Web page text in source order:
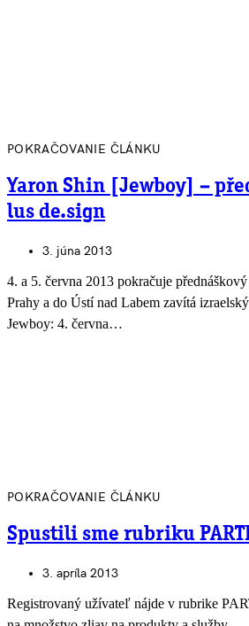
POKRAČOVANIE ČLÁNKU
Yaron Shin [Jewboy] –
lus de.sign
3. júna 2013
4. a 5. června 2013 pokra­čuje
Prahy a do Ústí nad Labem zavítá
Jew­boy: 4. června…
POKRAČOVANIE ČLÁNKU
Spustili sme rubriku
3. apríla 2013
Registrovaný užívateľ nájde v rubrike